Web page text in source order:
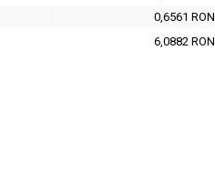
0,6561 RON
6,0882 RON